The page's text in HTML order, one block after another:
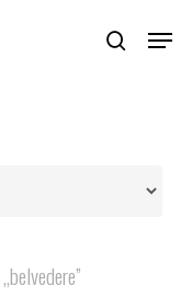
search
Menu